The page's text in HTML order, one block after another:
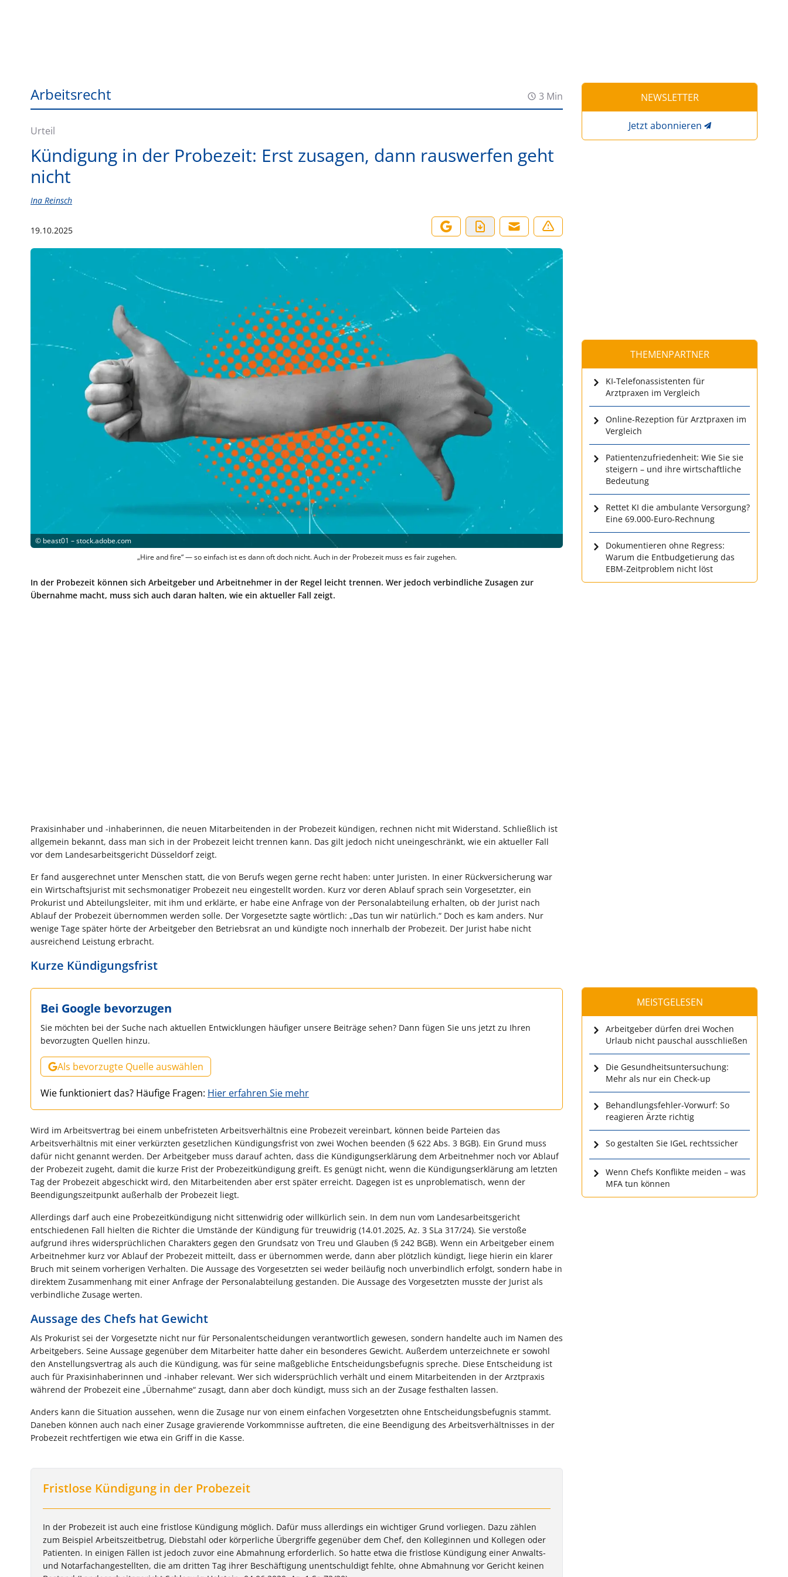
Arbeitsrecht 3 Min
Urteil
Kündigung in der Probezeit: Erst zusagen, dann rauswerfen geht
nicht
Ina Reinsch
19.10.2025
© beast01 – stock.adobe.com
„Hire and fire“ — so einfach ist es dann oft doch nicht. Auch in der Probezeit muss es fair zugehen.
In der Probezeit können sich Arbeitgeber und Arbeitnehmer in der Regel leicht trennen. Wer jedoch verbindliche Zusagen zur
Übernahme macht, muss sich auch daran halten, wie ein aktueller Fall zeigt.
Praxisinhaber und -inhaberinnen, die neuen Mitarbeitenden in der Probezeit kündigen, rechnen nicht mit Widerstand. Schließlich ist
allgemein bekannt, dass man sich in der Probezeit leicht trennen kann. Das gilt jedoch nicht uneingeschränkt, wie ein aktueller Fall
vor dem Landesarbeitsgericht Düsseldorf zeigt.
Er fand ausgerechnet unter Menschen statt, die von Berufs wegen gerne recht haben: unter Juristen. In einer Rückversicherung war
ein Wirtschaftsjurist mit sechsmonatiger Probezeit neu eingestellt worden. Kurz vor deren Ablauf sprach sein Vorgesetzter, ein
Prokurist und Abteilungsleiter, mit ihm und erklärte, er habe eine Anfrage von der Personalabteilung erhalten, ob der Jurist nach
Ablauf der Probezeit übernommen werden solle. Der Vorgesetzte sagte wörtlich: „Das tun wir natürlich.“ Doch es kam anders. Nur
wenige Tage später hörte der Arbeitgeber den Betriebsrat an und kündigte noch innerhalb der Probezeit. Der Jurist habe nicht
ausreichend Leistung erbracht.
Kurze Kündigungsfrist
Bei Google bevorzugen
Sie möchten bei der Suche nach aktuellen Entwicklungen häufiger unsere Beiträge sehen? Dann fügen Sie uns jetzt zu Ihren
bevorzugten Quellen hinzu.
Als bevorzugte Quelle auswählen
Wie funktioniert das? Häufige Fragen: Hier erfahren Sie mehr
Wird im Arbeitsvertrag bei einem unbefristeten Arbeitsverhältnis eine Probezeit vereinbart, können beide Parteien das
Arbeitsverhältnis mit einer verkürzten gesetzlichen Kündigungsfrist von zwei Wochen beenden (§ 622 Abs. 3 BGB). Ein Grund muss
dafür nicht genannt werden. Der Arbeitgeber muss darauf achten, dass die Kündigungserklärung dem Arbeitnehmer noch vor Ablauf
der Probezeit zugeht, damit die kurze Frist der Probezeitkündigung greift. Es genügt nicht, wenn die Kündigungserklärung am letzten
Tag der Probezeit abgeschickt wird, den Mitarbeitenden aber erst später erreicht. Dagegen ist es unproblematisch, wenn der
Beendigungszeitpunkt außerhalb der Probezeit liegt.
Allerdings darf auch eine Probezeitkündigung nicht sittenwidrig oder willkürlich sein. In dem nun vom Landesarbeitsgericht
entschiedenen Fall hielten die Richter die Umstände der Kündigung für treuwidrig (14.01.2025, Az. 3 SLa 317/24). Sie verstoße
aufgrund ihres widersprüchlichen Charakters gegen den Grundsatz von Treu und Glauben (§ 242 BGB). Wenn ein Arbeitgeber einem
Arbeitnehmer kurz vor Ablauf der Probezeit mitteilt, dass er übernommen werde, dann aber plötzlich kündigt, liege hierin ein klarer
Bruch mit seinem vorherigen Verhalten. Die Aussage des Vorgesetzten sei weder beiläufig noch unverbindlich erfolgt, sondern habe in
direktem Zusammenhang mit einer Anfrage der Personalabteilung gestanden. Die Aussage des Vorgesetzten musste der Jurist als
verbindliche Zusage werten.
Aussage des Chefs hat Gewicht
Als Prokurist sei der Vorgesetzte nicht nur für Personalentscheidungen verantwortlich gewesen, sondern handelte auch im Namen des
Arbeitgebers. Seine Aussage gegenüber dem Mitarbeiter hatte daher ein besonderes Gewicht. Außerdem unterzeichnete er sowohl
den Anstellungsvertrag als auch die Kündigung, was für seine maßgebliche Entscheidungsbefugnis spreche. Diese Entscheidung ist
auch für Praxisinhaberinnen und -inhaber relevant. Wer sich widersprüchlich verhält und einem Mitarbeitenden in der Arztpraxis
während der Probezeit eine „Übernahme“ zusagt, dann aber doch kündigt, muss sich an der Zusage festhalten lassen.
Anders kann die Situation aussehen, wenn die Zusage nur von einem einfachen Vorgesetzten ohne Entscheidungsbefugnis stammt.
Daneben können auch nach einer Zusage gravierende Vorkommnisse auftreten, die eine Beendigung des Arbeitsverhältnisses in der
Probezeit rechtfertigen wie etwa ein Griff in die Kasse.
Fristlose Kündigung in der Probezeit
In der Probezeit ist auch eine fristlose Kündigung möglich. Dafür muss allerdings ein wichtiger Grund vorliegen. Dazu zählen
zum Beispiel Arbeitszeitbetrug, Diebstahl oder körperliche Übergriffe gegenüber dem Chef, den Kolleginnen und Kollegen oder
Patienten. In einigen Fällen ist jedoch zuvor eine Abmahnung erforderlich. So hatte etwa die fristlose Kündigung einer Anwalts-
und Notarfachangestellten, die am dritten Tag ihrer Beschäftigung unentschuldigt fehlte, ohne Abmahnung vor Gericht keinen
NEWSLETTER
Jetzt abonnieren
THEMENPARTNER
KI-Telefonassistenten für
Arztpraxen im Vergleich
Online-Rezeption für Arztpraxen im
Vergleich
Patientenzufriedenheit: Wie Sie sie
steigern – und ihre wirtschaftliche
Bedeutung
Rettet KI die ambulante Versorgung?
Eine 69.000-Euro-Rechnung
Dokumentieren ohne Regress:
Warum die Entbudgetierung das
EBM-Zeitproblem nicht löst
MEISTGELESEN
Arbeitgeber dürfen drei Wochen
Urlaub nicht pauschal ausschließen
Die Gesundheitsuntersuchung:
Mehr als nur ein Check-up
Behandlungsfehler-Vorwurf: So
reagieren Ärzte richtig
So gestalten Sie IGeL rechtssicher
Wenn Chefs Konflikte meiden – was
MFA tun können